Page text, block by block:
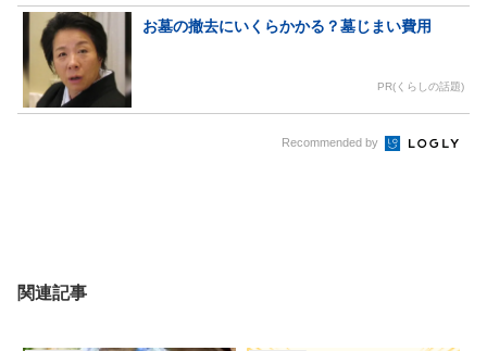
お墓の撤去にいくらかかる？墓じまい費用
PR(くらしの話題)
Recommended by
関連記事